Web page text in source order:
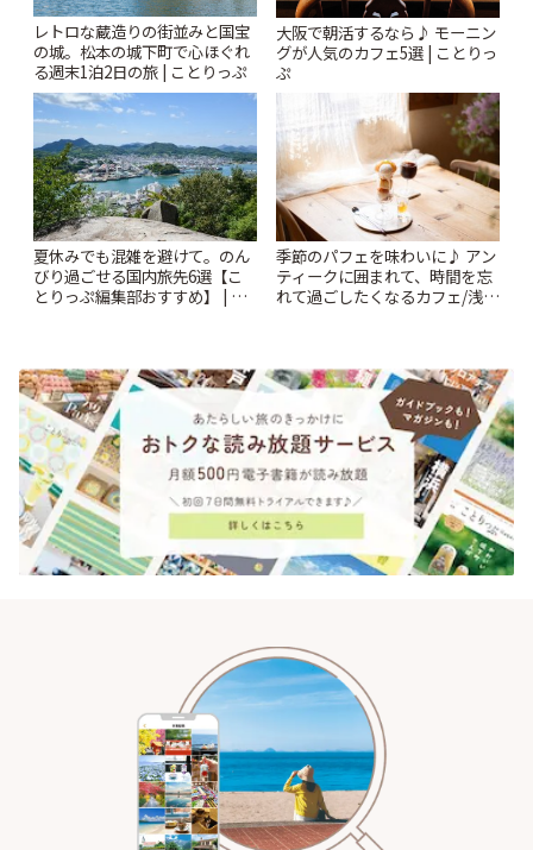
レトロな蔵造りの街並みと国宝
の城。松本の城下町で心ほぐれ
る週末1泊2日の旅 | ことりっぷ
大阪で朝活するなら♪ モーニン
グが人気のカフェ5選 | ことりっ
ぷ
夏休みでも混雑を避けて。のん
びり過ごせる国内旅先6選【こ
とりっぷ編集部おすすめ】 | こ
季節のパフェを味わいに♪ アン
ティークに囲まれて、時間を忘
れて過ごしたくなるカフェ/浅草